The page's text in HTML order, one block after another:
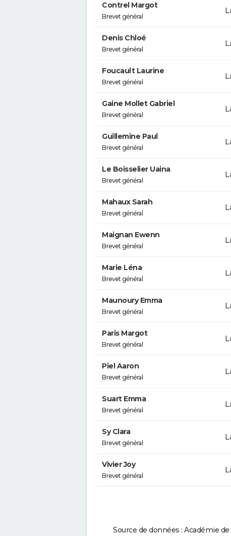
Contrel Margot
Brevet général
Denis Chloé
Brevet général
Foucault Laurine
Brevet général
Gaine Mollet Gabriel
Brevet général
Guillemine Paul
Brevet général
Le Boisselier Uaina
Brevet général
Mahaux Sarah
Brevet général
Maignan Ewenn
Brevet général
Marie Léna
Brevet général
Maunoury Emma
Brevet général
Paris Margot
Brevet général
Piel Aaron
Brevet général
Suart Emma
Brevet général
Sy Clara
Brevet général
Vivier Joy
Brevet général
Source de données : Académie